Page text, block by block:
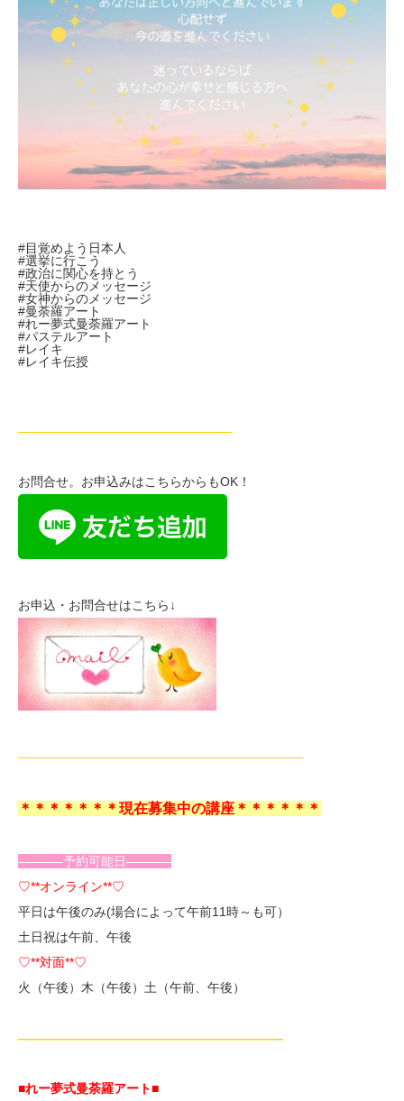
#目覚めよう日本人
#選挙に行こう
#政治に関心を持とう
#天使からのメッセージ
#女神からのメッセージ
#曼荼羅アート
#れー夢式曼荼羅アート
#パステルアート
#レイキ
#レイキ伝授
—————————————————
お問合せ。お申込みはこちらからもOK！
お申込・お問合せはこちら↓
——————————————————————–
＊＊＊＊＊＊＊現在募集中の講座＊＊＊＊＊＊
———–予約可能日———–
♡**オンライン**♡
平日は午後のみ(場合によって午前11時～も可）
土日祝は午前、午後
♡**対面**♡
火（午後）木（午後）土（午前、午後）
—————————————————————
■れー夢式曼荼羅アート■